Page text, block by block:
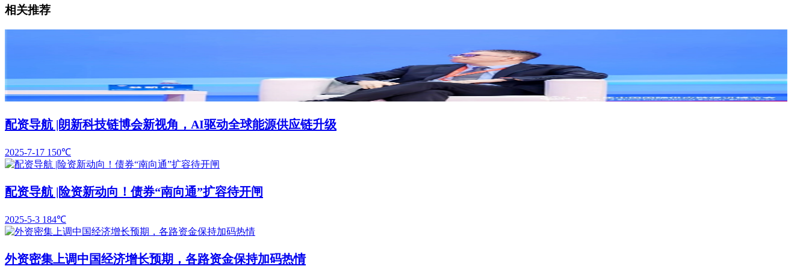
相关推荐
配资导航 |朗新科技链博会新视角，AI驱动全球能源供应链升级
2025-7-17 150℃
配资导航 |险资新动向！债券“南向通”扩容待开闸
2025-5-3 184℃
外资密集上调中国经济增长预期，各路资金保持加码热情